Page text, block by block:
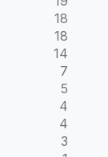
18
18
14
7
5
4
4
3